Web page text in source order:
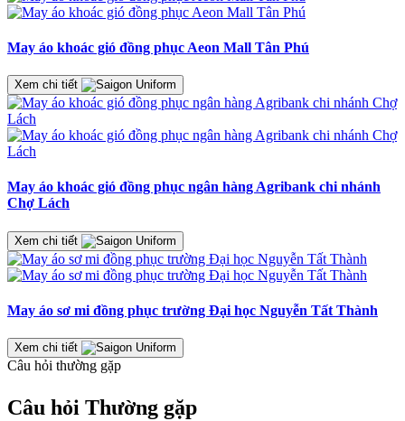
May áo khoác gió đồng phục Aeon Mall Tân Phú
Xem chi tiết
May áo khoác gió đồng phục ngân hàng Agribank chi nhánh
Chợ Lách
Xem chi tiết
May áo sơ mi đồng phục trường Đại học Nguyễn Tất Thành
Xem chi tiết
Câu hỏi thường gặp
Câu hỏi Thường gặp